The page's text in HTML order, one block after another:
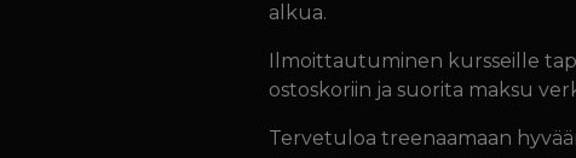
alkua.
Ilmoittautuminen kursseille
ostoskoriin ja suorita maksu
Tervetuloa treenaamaan